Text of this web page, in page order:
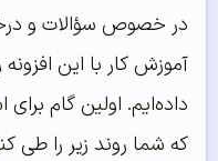
در خصوص سؤالات و
آموزش کار با این
داده‌ایم. اولین گام
که شما روند زیر را طی